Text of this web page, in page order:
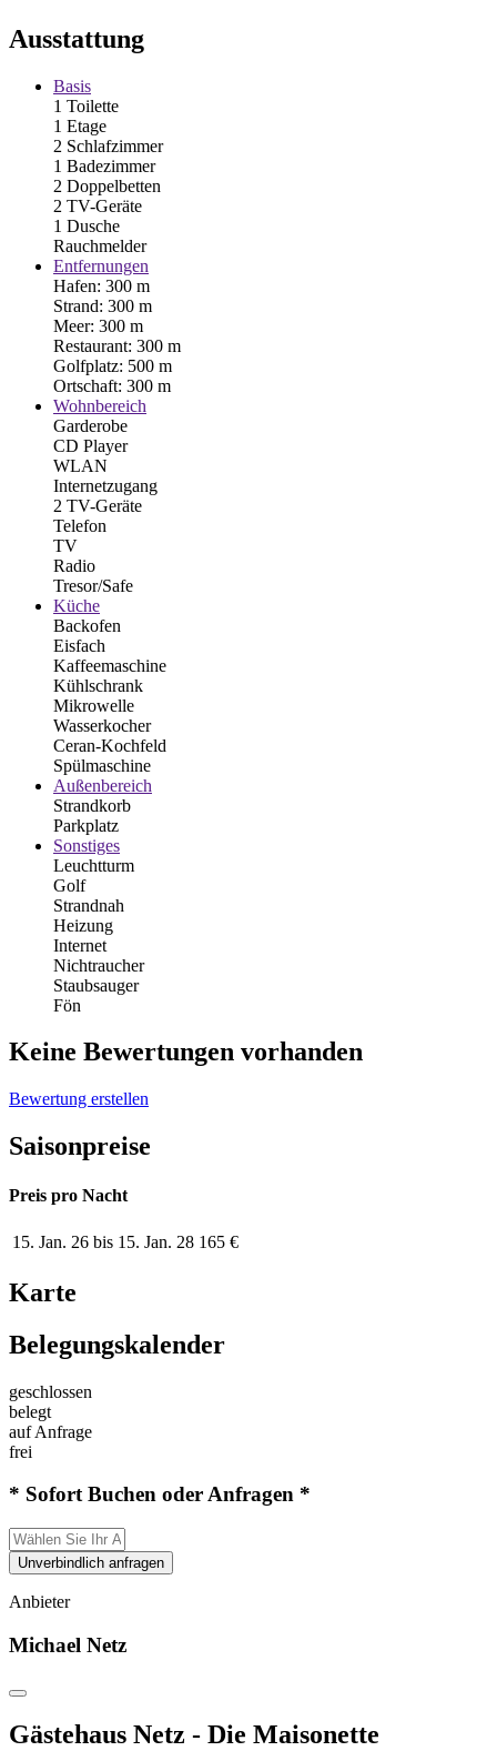
Ausstattung
Basis
1 Toilette
1 Etage
2 Schlafzimmer
1 Badezimmer
2 Doppelbetten
2 TV-Geräte
1 Dusche
Rauchmelder
Entfernungen
Hafen: 300 m
Strand: 300 m
Meer: 300 m
Restaurant: 300 m
Golfplatz: 500 m
Ortschaft: 300 m
Wohnbereich
Garderobe
CD Player
WLAN
Internetzugang
2 TV-Geräte
Telefon
TV
Radio
Tresor/Safe
Küche
Backofen
Eisfach
Kaffeemaschine
Kühlschrank
Mikrowelle
Wasserkocher
Ceran-Kochfeld
Spülmaschine
Außenbereich
Strandkorb
Parkplatz
Sonstiges
Leuchtturm
Golf
Strandnah
Heizung
Internet
Nichtraucher
Staubsauger
Fön
Keine Bewertungen vorhanden
Bewertung erstellen
Saisonpreise
Preis pro Nacht
15. Jan. 26 bis 15. Jan. 28 165 €
Karte
Belegungskalender
geschlossen
belegt
auf Anfrage
frei
* Sofort Buchen oder Anfragen *
Unverbindlich anfragen
Anbieter
Michael Netz
Gästehaus Netz - Die Maisonette